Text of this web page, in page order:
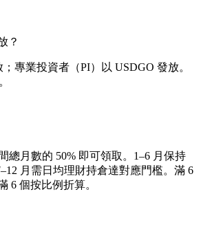
？
專業投資者（PI）以 USDGO 發放。
總月數的 50% 即可領取。1–6 月保持
月需日均理財持倉達對應門檻。滿 6
6 個按比例折算。